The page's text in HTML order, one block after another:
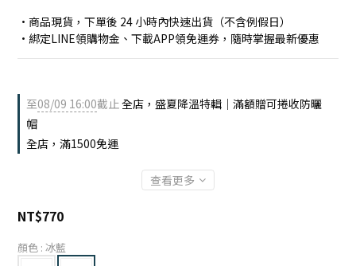
•商品現貨，下單後 24 小時內快速出貨（不含例假日）
•綁定LINE領購物金、下載APP領免運券，隨時掌握最新優惠
至08/09 16:00截止全店，盛夏降溫特輯｜滿額贈可捲收防曬
帽
全店，滿1500免運
查看更多
NT$770
顏色 : 冰藍